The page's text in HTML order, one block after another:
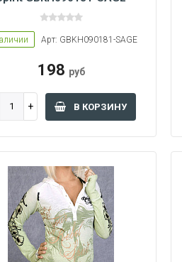
Арт: GBKH090181-SAGE
198 руб
В КОРЗИНУ
Women L